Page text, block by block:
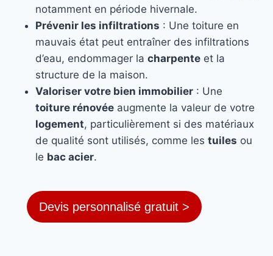
notamment en période hivernale.
Prévenir les infiltrations : Une toiture en
mauvais état peut entraîner des infiltrations
d’eau, endommager la charpente et la
structure de la maison.
Valoriser votre bien immobilier : Une
toiture rénovée augmente la valeur de votre
logement, particulièrement si des matériaux
de qualité sont utilisés, comme les tuiles ou
le bac acier.
Devis personnalisé gratuit >